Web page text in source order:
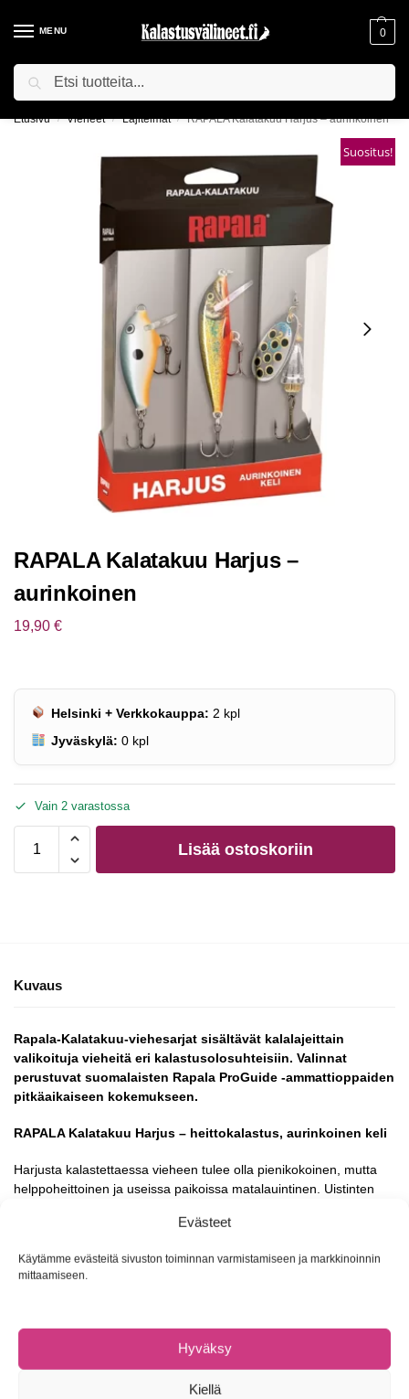
Evästeet
Käytämme evästeitä sivuston toiminnan varmistamiseen ja markkinoinnin
mittaamiseen.
Hyväksy
Kiellä
MENU 0
ILMAINEN TOIMITUS YLI 75€ TILAUKSILLE!
Etusivu / Vieheet / Lajitelmat / RAPALA Kalatakuu Harjus – aurinkoinen
Suositus!
RAPALA Kalatakuu Harjus –
aurinkoinen
19,90 €
Helsinki + Verkkokauppa: 2 kpl
Jyväskylä: 0 kpl
Vain 2 varastossa
Lisää ostoskoriin
Kuvaus
Rapala-Kalatakuu-viehesarjat sisältävät kalalajeittain
valikoituja vieheitä eri kalastusolosuhteisiin. Valinnat
perustuvat suomalaisten Rapala ProGuide -ammattioppaiden
pitkäaikaiseen kokemukseen.
RAPALA Kalatakuu Harjus – heittokalastus, aurinkoinen keli
Harjusta kalastettaessa vieheen tulee olla pienikokoinen, mutta
helppoheittoinen ja useissa paikoissa matalauintinen. Uistinten
luonnonmukaisia, saaliskaloja jäljitteleviä.
Lajitelma sisältää kolme harjusviehettä, kaksi vaappua ja yhden
lipan. Muista lukkoleikari lippakalastuksessa.
Osasto:
Lajitelmat